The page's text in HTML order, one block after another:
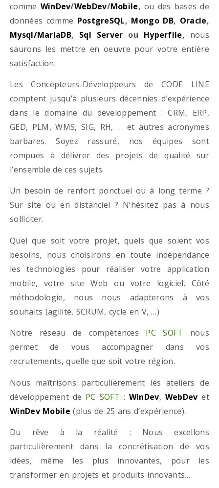
comme WinDev/WebDev/Mobile, ou des bases de
données comme PostgreSQL, Mongo DB, Oracle,
Mysql/MariaDB, Sql Server ou Hyperfile, nous
saurons les mettre en oeuvre pour votre entière
satisfaction.
Les Concepteurs-Développeurs de CODE LINE
comptent jusqu’à plusieurs décennies d’expérience
dans le domaine du développement : CRM, ERP,
GED, PLM, WMS, SIG, RH, … et autres acronymes
barbares. Soyez rassuré, nos équipes sont
rompues à délivrer des projets de qualité sur
l’ensemble de ces sujets.
Un besoin de renfort ponctuel ou à long terme ?
Sur site ou en distanciel ? N’hésitez pas à nous
solliciter.
Quel que soit votre projet, quels que soient vos
besoins, nous choisirons en toute indépendance
les technologies pour réaliser votre application
mobile, votre site Web ou votre logiciel. Côté
méthodologie, nous nous adapterons à vos
souhaits (agilité, SCRUM, cycle en V, …)
Notre réseau de compétences PC SOFT nous
permet de vous accompagner dans vos
recrutements, quelle que soit votre région.
Nous maîtrisons particulièrement les ateliers de
développement de PC SOFT : WinDev, WebDev et
WinDev Mobile (plus de 25 ans d’expérience).
Du rêve à la réalité : Nous excellons
particulièrement dans la concrétisation de vos
idées, même les plus innovantes, pour les
transformer en projets et produits innovants…